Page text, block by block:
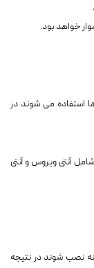
استفاده می شوند در
آنتی ویروس و آنتی
نصب شوند در نتیجه